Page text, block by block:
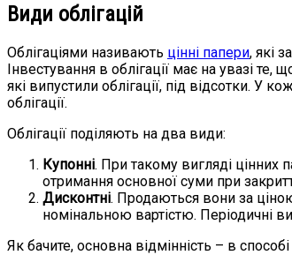
Види облігацій
Облігаціями називають цінні папери, які
Інвестування в облігації має на увазі
які випустили облігації, під відсотки. У
облігації.
Облігації поділяють на два види:
Купонні. При такому вигляді цінних
отримання основної суми при
Дисконтні. Продаються вони за
номінальною вартістю. Періодичні
Як бачите, основна відмінність – в